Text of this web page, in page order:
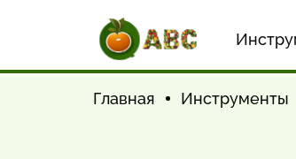
Главная Инструменты